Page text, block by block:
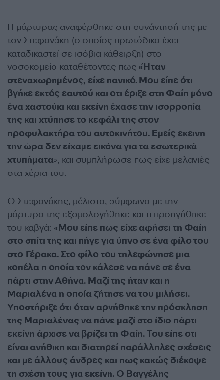
Η μάρτυρας αναφέρθηκε στη συνάντησή της με
τον Στεφανάκη (ο οποίος πρωτόδικα έχει
καταδικαστεί σε ισόβια κάθειρξη) στο
νοσοκομείο καταθέτοντας πως «Ήταν
στεναχωρημένος, είχε πανικό. Μου είπε ότι
βγήκε εκτός εαυτού και οτι έριξε στη Φαίη μόνο
ένα χαστούκι και εκείνη έχασε την ισορροπία
της και χτύπησε το κεφάλι της στον
προφυλακτήρα του αυτοκινήτου. Εμείς εκεινη
την ώρα δεν είχαμε εικόνα για τα εσωτερικά
χτυπήματα», και συμπλήρωσε πως είχε μελανιές
στα χέρια του.
Ο Στεφανάκης, μάλιστα, σύμφωνα με την
μάρτυρα της εξομολογήθηκε και τι προηγήθηκε
του καβγά: «Μου είπε πως είχε αφήσει τη Φαίη
στο σπίτι της και πήγε για ύπνο σε ένα φίλο του
στο Γέρακα. Στο φίλο του τηλεφώνησε μια
κοπέλα η οποία τον κάλεσε να πάνε σε ένα
πάρτι στην Αθήνα. Μαζί της ήταν και η
Μαριαλένα η οποία ζήτησε να του μιλήσει.
Υποστήριξε ότι όταν αρνήθηκε την πρόσκληση
της Μαριαλένας να πάνε μαζί στο ίδιο πάρτι
εκείνη άρχισε να βρίζει τη Φαίη. Του είπε οτι
είναι ανήθικη και διατηρεί παράλληλες σχέσεις
και με άλλους άνδρες και πως κακώς διέκοψε
τη σχέση τους για εκείνη. Ο Βαγγέλης